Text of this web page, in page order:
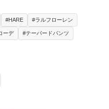
#HARE #ラルフローレン
ーデ #テーパードパンツ